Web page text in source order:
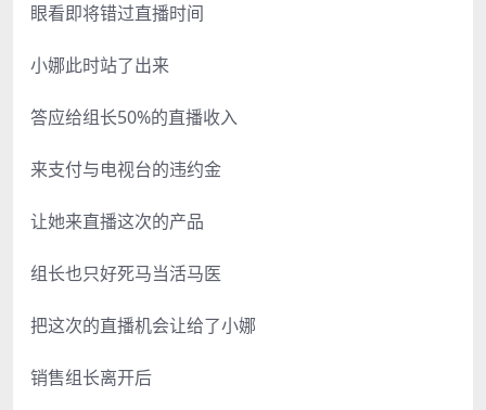
眼看即将错过直播时间
小娜此时站了出来
答应给组长50%的直播收入
来支付与电视台的违约金
让她来直播这次的产品
组长也只好死马当活马医
把这次的直播机会让给了小娜
销售组长离开后